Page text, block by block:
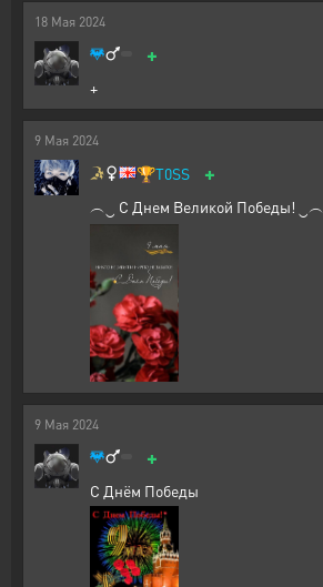
18 Мая 2024
+
+
9 Мая 2024
🏆T0SS +
︵‿ С Днем Великой Победы! ‿︵
9 Мая 2024
+
С Днём Победы